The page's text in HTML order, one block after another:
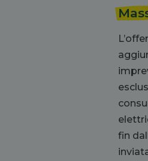
fin